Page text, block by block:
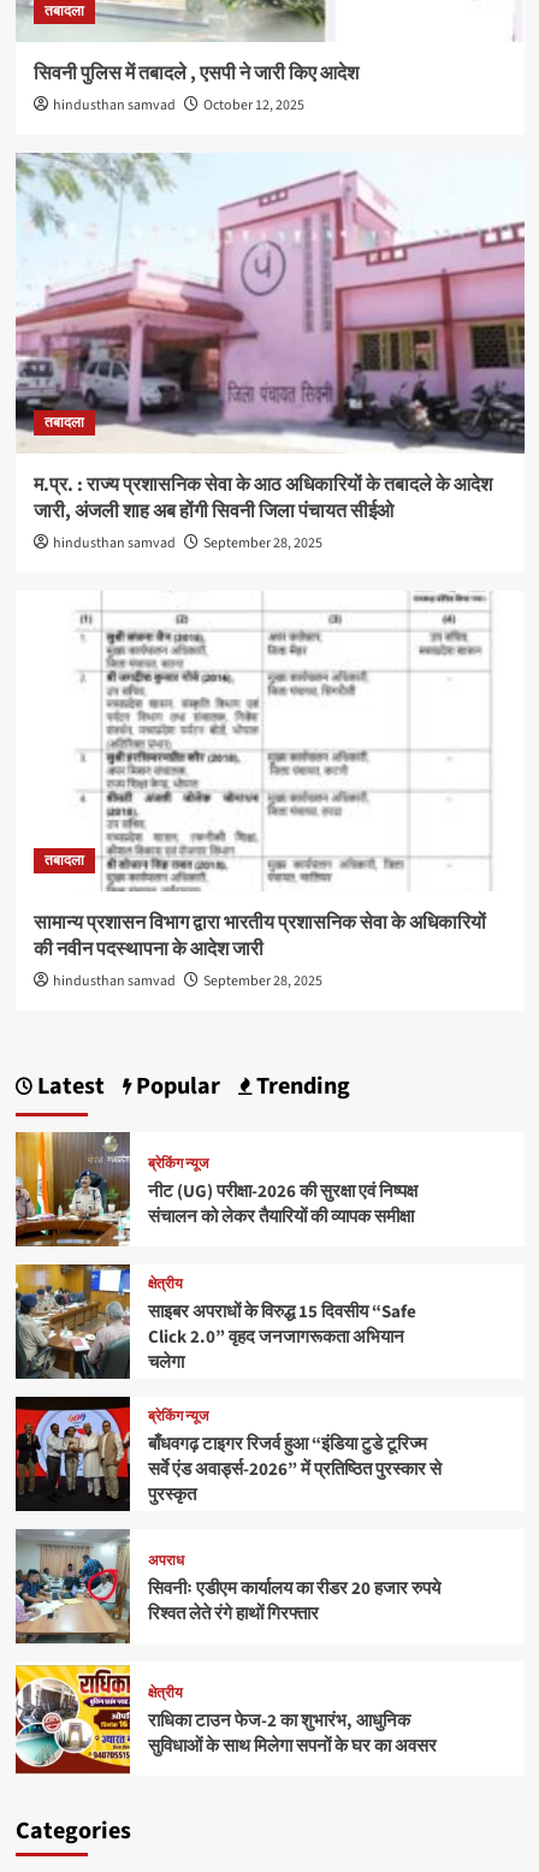
तबादला
सिवनी पुलिस में तबादले , एसपी ने जारी किए आदेश
hindusthan samvad October 12, 2025
तबादला
म.प्र. : राज्य प्रशासनिक सेवा के आठ अधिकारियों के तबादले के आदेश
जारी, अंजली शाह अब होंगी सिवनी जिला पंचायत सीईओ
hindusthan samvad September 28, 2025
तबादला
सामान्य प्रशासन विभाग द्वारा भारतीय प्रशासनिक सेवा के अधिकारियों
की नवीन पदस्थापना के आदेश जारी
hindusthan samvad September 28, 2025
Latest Popular Trending
ब्रेकिंग न्यूज
नीट (UG) परीक्षा-2026 की सुरक्षा एवं निष्पक्ष
संचालन को लेकर तैयारियों की व्यापक समीक्षा
क्षेत्रीय
साइबर अपराधों के विरुद्ध 15 दिवसीय “Safe
Click 2.0” वृहद जनजागरूकता अभियान
चलेगा
ब्रेकिंग न्यूज
बाँधवगढ़ टाइगर रिजर्व हुआ “इंडिया टुडे टूरिज्म
सर्वे एंड अवार्ड्स-2026” में प्रतिष्ठित पुरस्कार से
पुरस्कृत
अपराध
सिवनीः एडीएम कार्यालय का रीडर 20 हजार रुपये
रिश्वत लेते रंगे हाथों गिरफ्तार
क्षेत्रीय
राधिका टाउन फेज-2 का शुभारंभ, आधुनिक
सुविधाओं के साथ मिलेगा सपनों के घर का अवसर
Categories